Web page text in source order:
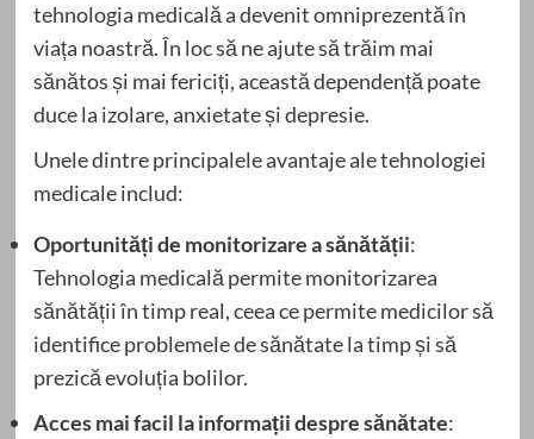
tehnologia medicală a devenit omniprezentă în
viața noastră. În loc să ne ajute să trăim mai
sănătos și mai fericiți, această dependență poate
duce la izolare, anxietate și depresie.
Unele dintre principalele avantaje ale tehnologiei
medicale includ:
Oportunități de monitorizare a sănătății:
Tehnologia medicală permite monitorizarea
sănătății în timp real, ceea ce permite medicilor să
identifice problemele de sănătate la timp și să
prezică evoluția bolilor.
Acces mai facil la informații despre sănătate: